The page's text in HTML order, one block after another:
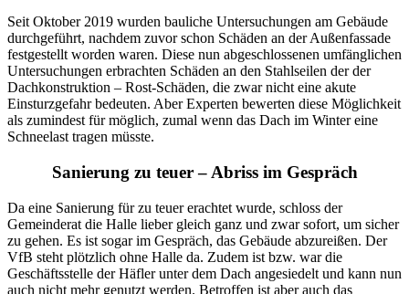
Seit Oktober 2019 wurden bauliche Untersuchungen am Gebäude
durchgeführt, nachdem zuvor schon Schäden an der Außenfassade
festgestellt worden waren. Diese nun abgeschlossenen umfänglichen
Untersuchungen erbrachten Schäden an den Stahlseilen der der
Dachkonstruktion – Rost-Schäden, die zwar nicht eine akute
Einsturzgefahr bedeuten. Aber Experten bewerten diese Möglichkeit
als zumindest für möglich, zumal wenn das Dach im Winter eine
Schneelast tragen müsste.
Sanierung zu teuer – Abriss im Gespräch
Da eine Sanierung für zu teuer erachtet wurde, schloss der
Gemeinderat die Halle lieber gleich ganz und zwar sofort, um sicher
zu gehen. Es ist sogar im Gespräch, das Gebäude abzureißen. Der
VfB steht plötzlich ohne Halle da. Zudem ist bzw. war die
Geschäftsstelle der Häfler unter dem Dach angesiedelt und kann nun
auch nicht mehr genutzt werden. Betroffen ist aber auch das